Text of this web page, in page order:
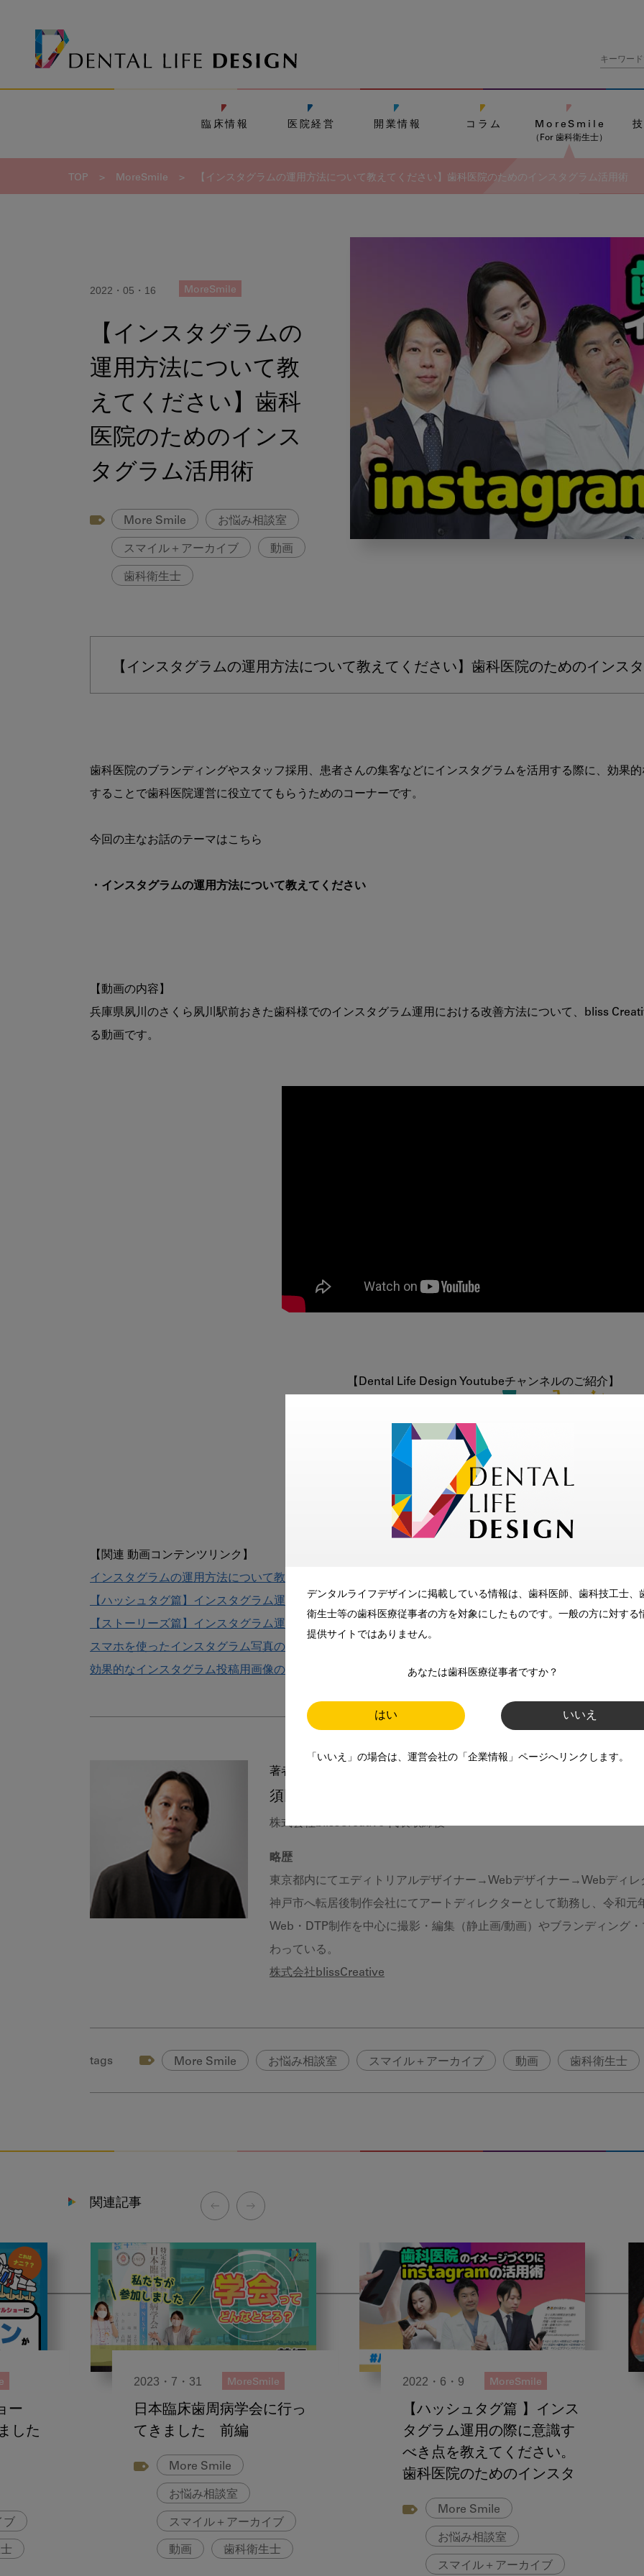
デンタルライフデザインに掲載している情報は、歯科医師、歯科技工士、
衛生士等の歯科医療従事者の方を対象にしたものです。一般の方に対する
提供サイトではありません。
あなたは歯科医療従事者ですか？
はい いいえ
「いいえ」の場合は、運営会社の「企業情報」ページへリンクします。
臨床情報 医院経営 開業情報 コラム MoreSmile
（For 歯科衛生士）
TOP > MoreSmile > 【インスタグラムの運用方法について教えてください】歯科医院のためのインスタグラム活用術
2022・05・16 MoreSmile
【インスタグラムの
運用方法について教
えてください】歯科
医院のためのインス
タグラム活用術
More Smile お悩み相談室
スマイル＋アーカイブ 動画
歯科衛生士
の
運
い
教
さ
い】
タ
【インスタグラムの運用方法について教えてください】歯科医院のためのインス
歯科医院のブランディングやスタッフ採用、患者さんの集客などにインスタグラムを活用する際に、効果
することで歯科医院運営に役立ててもらうためのコーナーです。
・インスタグラムの運用方法について教えてください
【動画の内容】
兵庫県夙川のさくら夙川駅前おきた歯科様でのインスタグラム運用における改善方法について、bliss
る動画です。
インスタグラムの運用方法について教えてください
【ハッシュタグ篇】インスタグラム運用の際に意識すべき点を教えてください
【ストーリーズ篇】インスタグラム運用の際に意識すべき点を教えてください
スマホを使ったインスタグラム写真の撮影テクニックを教えてください
効果的なインスタグラム投稿用画像の加工テクニックを教えてください
著者
須田 亘輝
株式会社blissCreative 代表取締役
略歴
東京都内にてエディトリアルデザイナー→Webデザイナー→Webディレ
神戸市へ転居後制作会社にてアートディレクターとして勤務し、令和
Web・DTP制作を中心に撮影・編集（静止画/動画）やブランディング
わっている。
株式会社blissCreative
tags More Smile お悩み相談室 スマイル＋アーカイブ 動画 歯科衛生士
関連記事
ー
した
ブ
2023・7・31 MoreSmile
日本臨床歯周病学会に行っ
てきました 前編
More Smile
お悩み相談室
スマイル＋アーカイブ
動画 歯科衛生士
2022・6・9 MoreSmile
【ハッシュタグ篇 】インス
タグラム運用の際に意識す
べき点を教えてください。
歯科医院のためのインスタ
グラム活用術
More Smile
お悩み相談室
スマイル＋アーカイブ